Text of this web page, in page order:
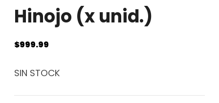
Hinojo (x unid.)
$999.99
SIN STOCK